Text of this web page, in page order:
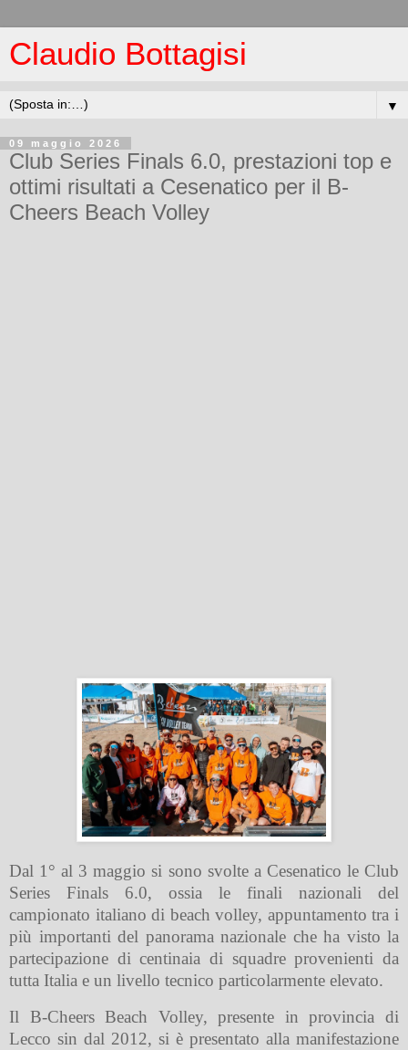
Claudio Bottagisi
▼
09 maggio 2026
Club Series Finals 6.0, prestazioni top e
ottimi risultati a Cesenatico per il B-
Cheers Beach Volley
Dal 1° al 3 maggio si sono svolte a Cesenatico le Club
Series Finals 6.0, ossia le finali nazionali del
campionato italiano di beach volley, appuntamento tra i
più importanti del panorama nazionale che ha visto la
partecipazione di centinaia di squadre provenienti da
tutta Italia e un livello tecnico particolarmente elevato.
Il B-Cheers Beach Volley, presente in provincia di
Lecco sin dal 2012, si è presentato alla manifestazione